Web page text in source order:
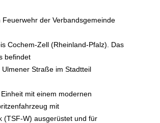
Feuerwehr der Verbandsgemeinde
Cochem-Zell (Rheinland-Pfalz). Das
befindet
Ulmener Straße im Stadtteil
mit einem modernen
mit
(TSF-W) ausgerüstet und für